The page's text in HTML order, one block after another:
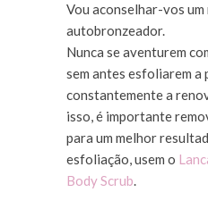
Vou aconselhar-vos
autobronzeador.
Nunca se aventurem
sem antes esfoliarem a
constantemente a
isso, é importante
para um melhor
esfoliação, usem o
Body Scrub.